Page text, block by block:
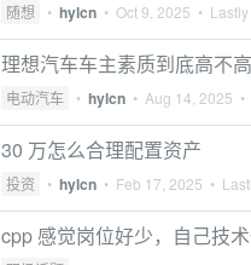
随想 • hylcn • Oct 9, 2025 •
理想汽车车主素质到底高不高
电动汽车 • hylcn • Aug 14, 2025
30 万怎么合理配置资产
投资 • hylcn • Feb 17, 2025 •
cpp 感觉岗位好少，自己技